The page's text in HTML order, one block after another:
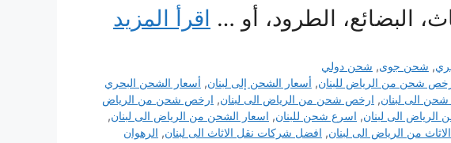
البضائع، الطرود، أو … اقرأ المزيد
, شحن جوى, شحن دولي
شحن من الرياض للبنان, أسعار الشحن إلى لبنان, أسعار الشحن البحري
الى لبنان, ارخص شحن من الرياض الى لبنان, ارخص شحن من الرياض
الى لبنان, اسرع شحن للبنان, اسعار الشحن من الرياض الى لبنان,
من الرياض الى لبنان, افضل شركات نقل الاثاث الى لبنان, الرهوان